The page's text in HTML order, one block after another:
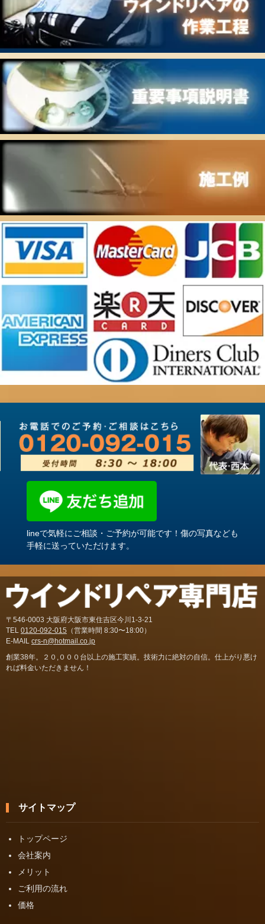
lineで気軽にご相談・ご予約が可能です！傷の写真なども
手軽に送っていただけます。
〒546-0003 大阪府大阪市東住吉区今川1-3-21
TEL 0120-092-015 （営業時間 8:30〜18:00）
E-MAIL crs-n@hotmail.co.jp
創業38年。２０,０００台以上の施工実績。技術力に絶対の自信。仕上がり悪け
れば料金いただきません！
サイトマップ
トップページ
会社案内
メリット
ご利用の流れ
価格